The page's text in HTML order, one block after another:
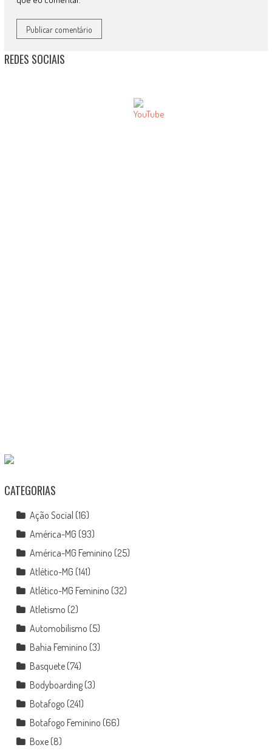
REDES SOCIAIS
CATEGORIAS
Ação Social (16)
América-MG (93)
América-MG Feminino (25)
Atlético-MG (141)
Atlético-MG Feminino (32)
Atletismo (2)
Automobilismo (5)
Bahia Feminino (3)
Basquete(74)
Bodyboarding(3)
Botafogo (241)
Botafogo Feminino (66)
Boxe(8)